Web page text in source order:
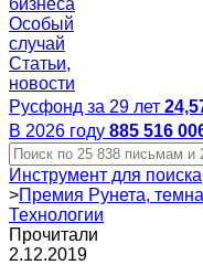
Особый
случай
Статьи,
новости
Русфонд за 29 лет
В 2026 году 885 516
Инструмент для поиска
>Премия Рунета,
Технологии
Прочитали
2.12.2019